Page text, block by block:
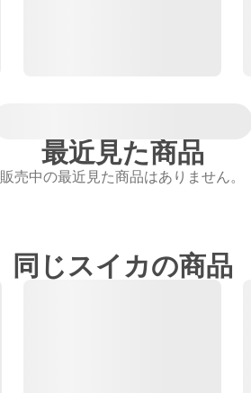
最近見た商品
販売中の最近見た商品はありません。
同じスイカの商品